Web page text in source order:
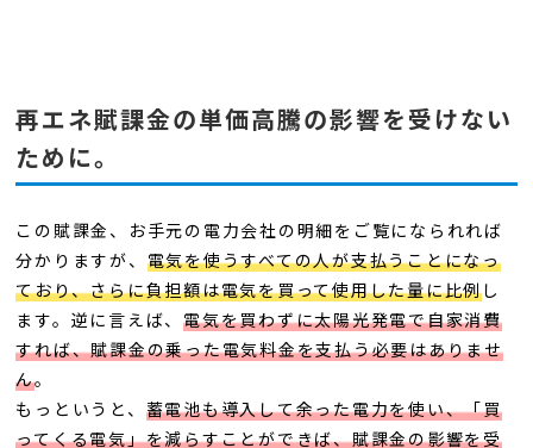
再エネ賦課金の単価高騰の影響を受けない
ために。
この賦課金、お手元の電力会社の明細をご覧になられれば
分かりますが、 電気を使うすべての人が支払うことになっ
ており、さらに負担額は電気を買って使用した量に比例し
ます。逆に言えば、電気を買わずに太陽光発電で自家消費
すれば、賦課金の乗った電気料金を支払う必要はありませ
ん。
もっというと、 蓄電池も導入して余った電力を使い、「買
ってくる電気」を減らすことができば、賦課金の影響を受